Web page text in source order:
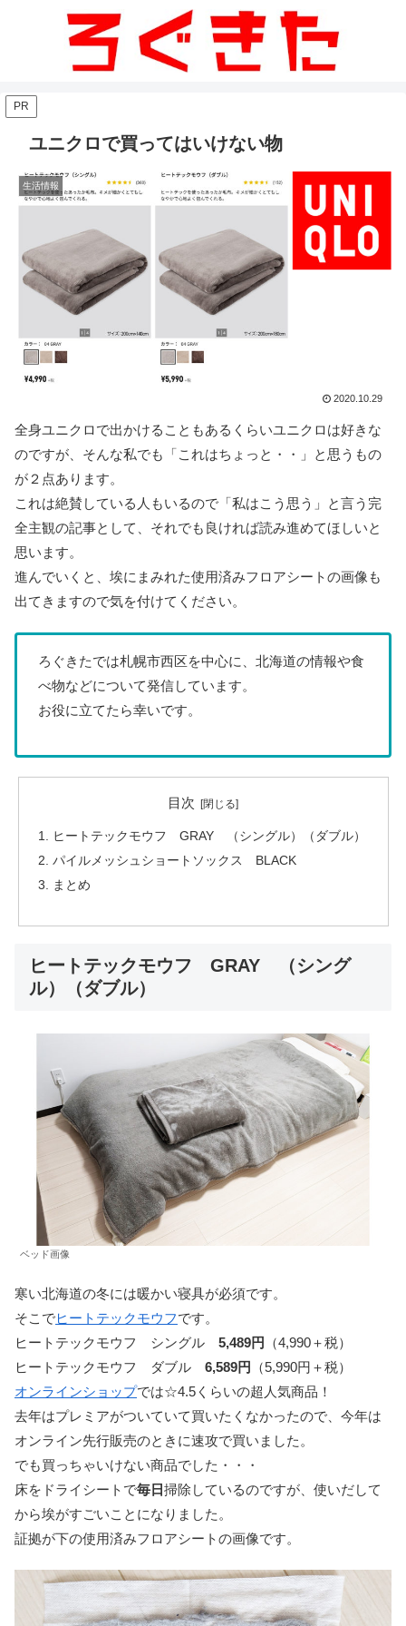
PR
ユニクロで買ってはいけない物
生活情報
2020.10.29
全身ユニクロで出かけることもあるくらいユニクロは好きな
のですが、そんな私でも「これはちょっと・・」と思うもの
が２点あります。
これは絶賛している人もいるので「私はこう思う」と言う完
全主観の記事として、それでも良ければ読み進めてほしいと
思います。
進んでいくと、埃にまみれた使用済みフロアシートの画像も
出てきますので気を付けてください。
ろぐきたでは札幌市西区を中心に、北海道の情報や食
べ物などについて発信しています。
お役に立てたら幸いです。
目次
ヒートテックモウフ GRAY （シングル）（ダブル）
パイルメッシュショートソックス BLACK
まとめ
ヒートテックモウフ GRAY （シング
ル）（ダブル）
ベッド画像
寒い北海道の冬には暖かい寝具が必須です。
そこでヒートテックモウフです。
ヒートテックモウフ シングル 5,489円
（4,990＋税）
ヒートテックモウフ ダブル 6,589円
（5,990円＋税）
オンラインショップでは☆4.5くらいの超人気商品！
去年はプレミアがついていて買いたくなかったので、今年は
オンライン先行販売のときに速攻で買いました。
でも買っちゃいけない商品でした・・・
床をドライシートで毎日掃除しているのですが、使いだして
から埃がすごいことになりました。
証拠が下の使用済みフロアシートの画像です。